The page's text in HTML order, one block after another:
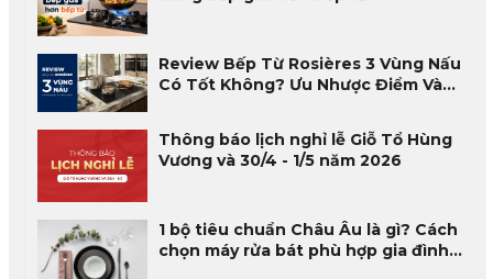
Review Bếp Từ Rosières 3 Vùng Nấu
Có Tốt Không? Ưu Nhược Điểm Và
Thông báo lịch nghỉ lễ Giỗ Tổ Hùng
Vương và 30/4 - 1/5 năm 2026
1 bộ tiêu chuẩn Châu Âu là gì? Cách
chọn máy rửa bát phù hợp gia đình